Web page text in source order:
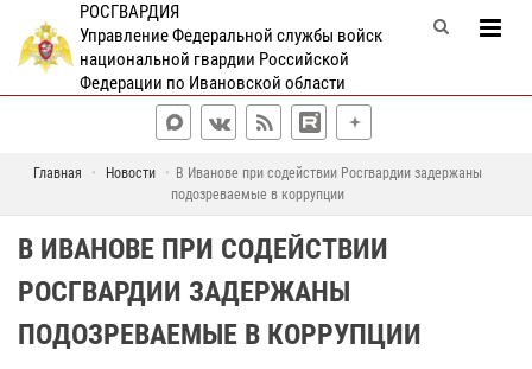
РОСГВАРДИЯ
Управление Федеральной службы войск
национальной гвардии Российской
Федерации по Ивановской области
Главная Новости
В Иванове при содействии Росгвардии задержаны
подозреваемые в коррупции
В ИВАНОВЕ ПРИ СОДЕЙСТВИИ
РОСГВАРДИИ ЗАДЕРЖАНЫ
ПОДОЗРЕВАЕМЫЕ В КОРРУПЦИИ